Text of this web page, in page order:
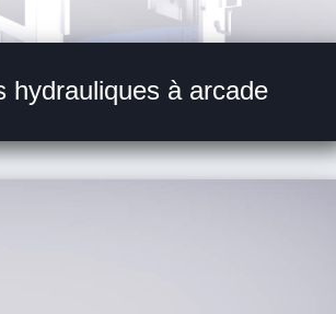
hydrauliques à arcade